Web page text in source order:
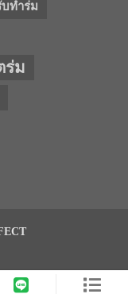
บทำร่ม
ร่ม